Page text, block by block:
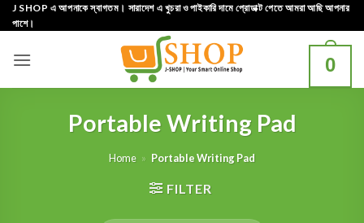
Skip
to
J SHOP এ আপনাকে স্বাগতম। সারাদেশ এ খুচরা ও পাইকারি দামে প্রোডাক্ট পেতে আমরা আছি আপনার
পাশে।
0
Portable Writing Pad
Home » Portable Writing Pad
FILTER